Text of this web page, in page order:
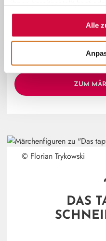
Nutzung der Dienste
Alle
ZUM
© Florian Trykowski
DAS